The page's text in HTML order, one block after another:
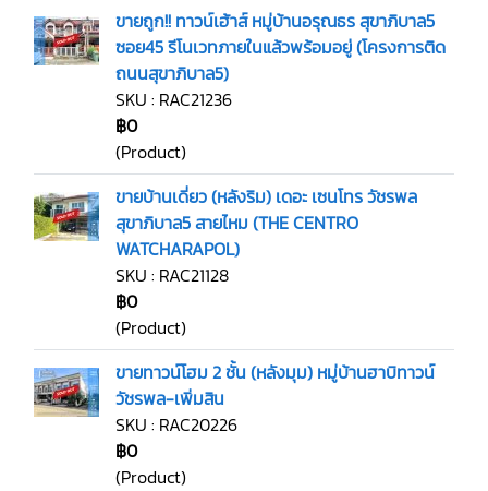
ขายถูก!! ทาวน์เฮ้าส์ หมู่บ้านอรุณธร สุขาภิบาล5
ซอย45 รีโนเวทภายในแล้วพร้อมอยู่ (โครงการติด
ถนนสุขาภิบาล5)
SKU : RAC21236
฿0
(Product)
ขายบ้านเดี่ยว (หลังริม) เดอะ เซนโทร วัชรพล
สุขาภิบาล5 สายไหม (THE CENTRO
WATCHARAPOL)
SKU : RAC21128
฿0
(Product)
ขายทาวน์โฮม 2 ชั้น (หลังมุม) หมู่บ้านฮาบิทาวน์
วัชรพล-เพิ่มสิน
SKU : RAC20226
฿0
(Product)